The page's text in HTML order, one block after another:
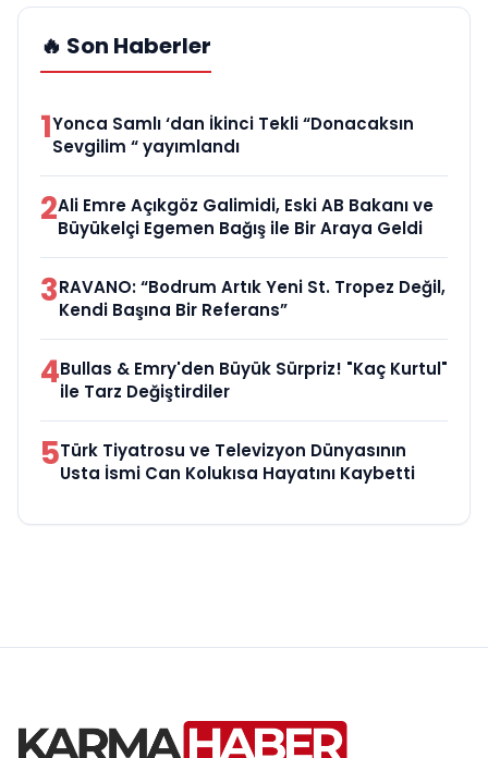
🔥 Son Haberler
1Yonca Samlı ‘dan İkinci Tekli “Donacaksın
Sevgilim “ yayımlandı
2Ali Emre Açıkgöz Galimidi, Eski AB Bakanı ve
Büyükelçi Egemen Bağış ile Bir Araya Geldi
3RAVANO: “Bodrum Artık Yeni St. Tropez Değil,
Kendi Başına Bir Referans”
4Bullas & Emry'den Büyük Sürpriz! "Kaç Kurtul"
ile Tarz Değiştirdiler
5Türk Tiyatrosu ve Televizyon Dünyasının
Usta İsmi Can Kolukısa Hayatını Kaybetti